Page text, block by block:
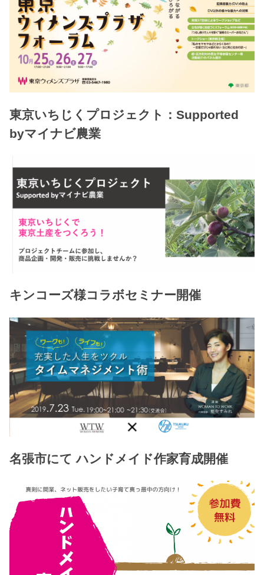
東京いちじくプロジェクト：Supported
byマイナビ農業
キンコーズ様コラボセミナー開催
名張市にて ハンドメイド作家育成開催